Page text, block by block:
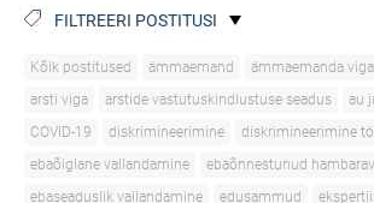
FILTREERI POSTITUSI
Kõik postitused ämmaemand ämmaemanda viga
arsti viga
arstide vastutuskindlustuse seadus
au
COVID-19
diskrimineerimine
diskrimineerimine
ebaõiglane vallandamine
ebaõnnestunud
ebaseaduslik vallandamine
edusammud